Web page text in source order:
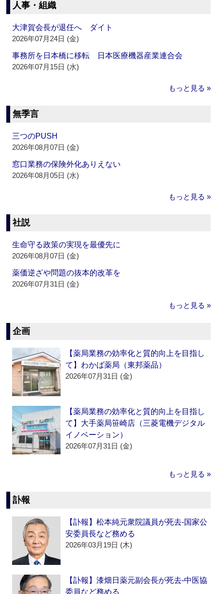
人事・組織
大津賀会長が退任へ ダイト
2026年07月24日 (金)
事務所を日本橋に移転 日本医療機器産業連合会
2026年07月15日 (水)
もっと見る »
無季言
三つのPUSH
2026年08月07日 (金)
窓口業務の保険外化ありえない
2026年08月05日 (水)
もっと見る »
社説
生命守る政策の実現を最優先に
2026年08月07日 (金)
薬価逆ざや問題の抜本的改革を
2026年07月31日 (金)
もっと見る »
企画
【薬局業務の効率化と質的向上を目指し
て】わかば薬局（東邦薬品）
2026年07月31日 (金)
【薬局業務の効率化と質的向上を目指し
て】大手薬局笹崎店（三菱電機デジタル
イノベーション）
2026年07月31日 (金)
もっと見る »
訃報
【訃報】松本純元衆院議員が死去‐国家公
安委員長など務める
2026年03月19日 (木)
【訃報】漆畑日薬元副会長が死去‐中医協
委員など務める